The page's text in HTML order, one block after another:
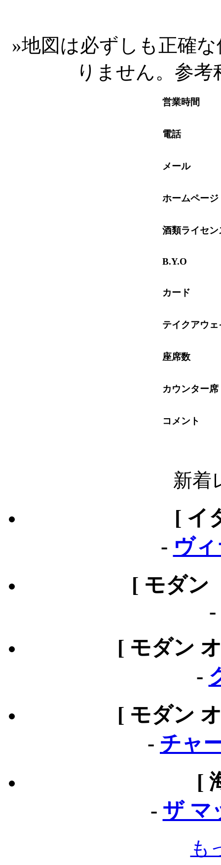
»地図は必ずしも正確
りません。参
営業時間
電話
メール
ホームページ
酒類ライセン
B.Y.O
カード
テイクアウェ
座席数
カウンター席
コメント
新着
[ イ
- ヴ
[ モダ
-
[ モダン
-
[ モダン
- チャ
[
- ザ
も